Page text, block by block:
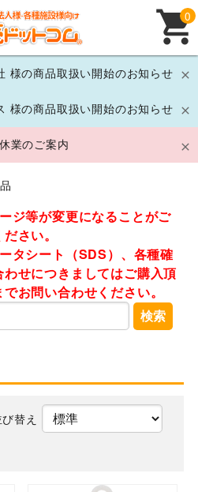
様の商品取扱い開始のお知らせ
様の商品取扱い開始のお知らせ
業のご案内
0
ジ等が変更になることがご
さい。
タシート（SDS）、各種確
せにつきましてはご購入頂
お問い合わせください。
検索
替え